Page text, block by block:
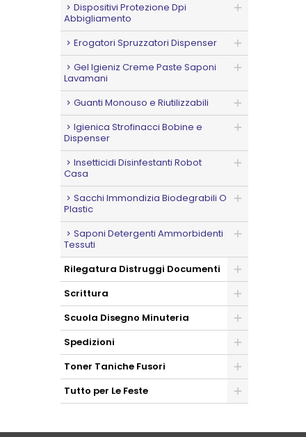
Dispositivi Protezione Dpi
Abbigliamento
Erogatori Spruzzatori Dispenser
Gel Igieniz Creme Paste Saponi
Lavamani
Guanti Monouso e Riutilizzabili
Igienica Strofinacci Bobine e
Dispenser
Insetticidi Disinfestanti Robot
Casa
Sacchi Immondizia Biodegrabili O
Plastic
Saponi Detergenti Ammorbidenti
Tessuti
Rilegatura Distruggi Documenti
Scrittura
Scuola Disegno Minuteria
Spedizioni
Toner Taniche Fusori
Tutto per Le Feste